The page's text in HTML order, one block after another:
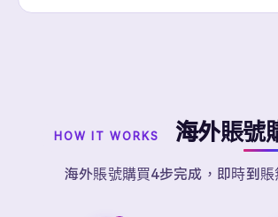
HOW IT WORKS 海外賬號
海外賬號購買4步完成，即時到賬